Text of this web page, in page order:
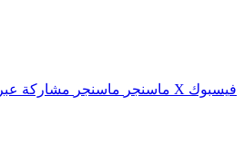
فيسبوك ‫X ماسنجر ماسنجر مشاركة عبر